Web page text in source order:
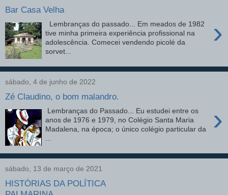
Bar Casa Velha
›
Lembranças do passado... Em meados de 1982
tive minha primeira experiência profissional na
adolescência. Comecei vendendo picolé da
sorvet...
sábado, 4 de junho de 2022
Zé Claudino, o bom malandro.
›
Lembranças do Passado... Eu estudei entre os
anos de 1976 e 1979, no Colégio Santa Maria
Madalena, na época; o único colégio particular da
...
sábado, 13 de março de 2021
HISTÓRIAS DA POLÍTICA